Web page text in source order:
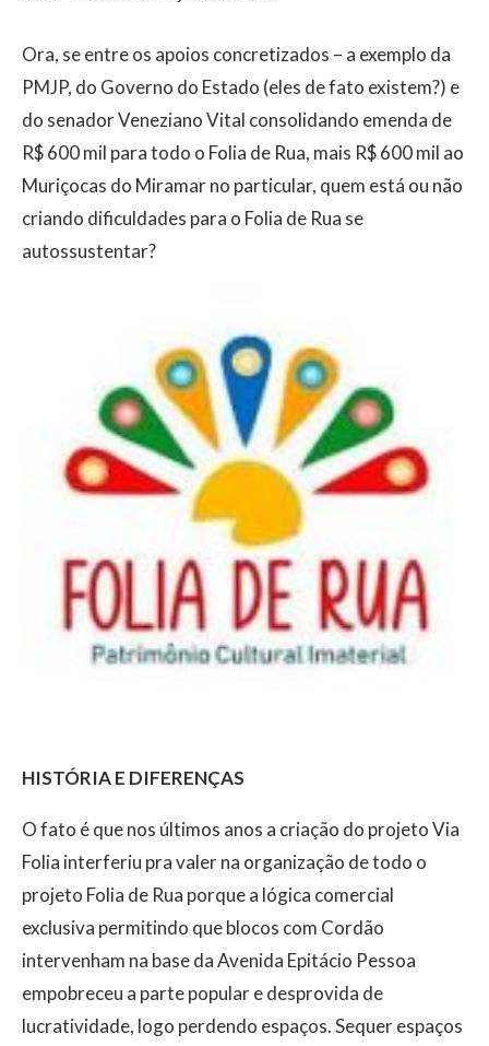
Ora, se entre os apoios concretizados – a exemplo da
PMJP, do Governo do Estado (eles de fato existem?) e
do senador Veneziano Vital consolidando emenda de
R$ 600 mil para todo o Folia de Rua, mais R$ 600 mil ao
Muriçocas do Miramar no particular, quem está ou não
criando dificuldades para o Folia de Rua se
autossustentar?
HISTÓRIA E DIFERENÇAS
O fato é que nos últimos anos a criação do projeto Via
Folia interferiu pra valer na organização de todo o
projeto Folia de Rua porque a lógica comercial
exclusiva permitindo que blocos com Cordão
intervenham na base da Avenida Epitácio Pessoa
empobreceu a parte popular e desprovida de
lucratividade, logo perdendo espaços. Sequer espaços